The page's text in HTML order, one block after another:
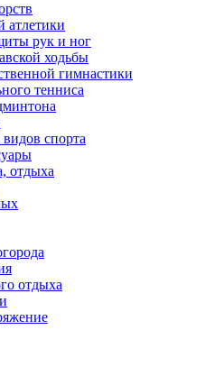
атлетики
рук и ног
ходьбы
гимнастики
тенниса
спорта
отдыха
отдыха